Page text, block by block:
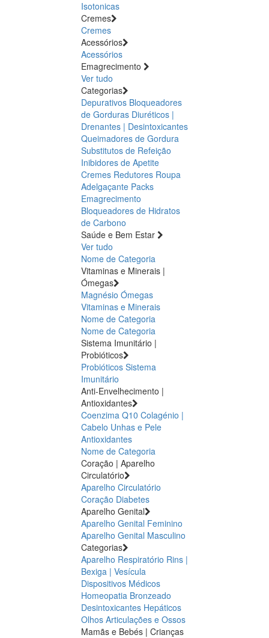
Isotonicas
Cremes
Cremes
Acessórios
Acessórios
Emagrecimento
Ver tudo
Categorias
Depurativos Bloqueadores
de Gorduras Diuréticos |
Drenantes | Desintoxicantes
Queimadores de Gordura
Substitutos de Refeição
Inibidores de Apetite
Cremes Redutores Roupa
Adelgaçante Packs
Emagrecimento
Bloqueadores de Hidratos
de Carbono
Saúde e Bem Estar
Ver tudo
Nome de Categoria
Vitaminas e Minerais |
Ómegas
Magnésio Ómegas
Vitaminas e Minerais
Nome de Categoria
Nome de Categoria
Sistema Imunitário |
Probióticos
Probióticos Sistema
Imunitário
Anti-Envelhecimento |
Antioxidantes
Coenzima Q10 Colagénio |
Cabelo Unhas e Pele
Antioxidantes
Nome de Categoria
Coração | Aparelho
Circulatório
Aparelho Circulatório
Coração Diabetes
Aparelho Genital
Aparelho Genital Feminino
Aparelho Genital Masculino
Categorias
Aparelho Respiratório Rins |
Bexiga | Vesícula
Dispositivos Médicos
Homeopatia Bronzeado
Desintoxicantes Hepáticos
Olhos Articulações e Ossos
Mamãs e Bebés | Crianças